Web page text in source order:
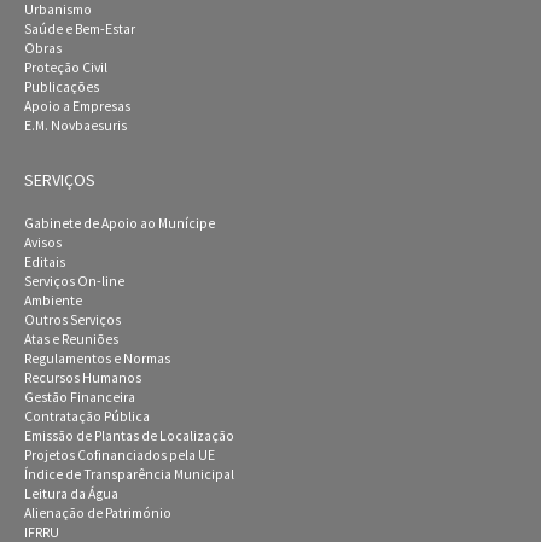
Urbanismo
Saúde e Bem-Estar
Obras
Proteção Civil
Publicações
Apoio a Empresas
E.M. Novbaesuris
SERVIÇOS
Gabinete de Apoio ao Munícipe
Avisos
Editais
Serviços On-line
Ambiente
Outros Serviços
Atas e Reuniões
Regulamentos e Normas
Recursos Humanos
Gestão Financeira
Contratação Pública
Emissão de Plantas de Localização
Projetos Cofinanciados pela UE
Índice de Transparência Municipal
Leitura da Água
Alienação de Património
IFRRU